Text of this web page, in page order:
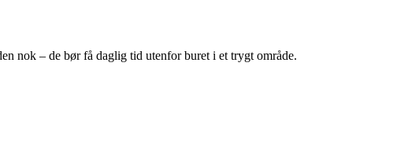
nok – de bør få daglig tid utenfor buret i et trygt område.